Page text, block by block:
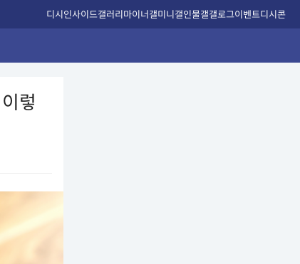
디시인사이드갤러리마이너갤미니갤인물갤갤로그이벤트디시콘
렇